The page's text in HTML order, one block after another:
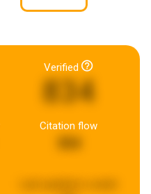
Verified
834
Citation flow